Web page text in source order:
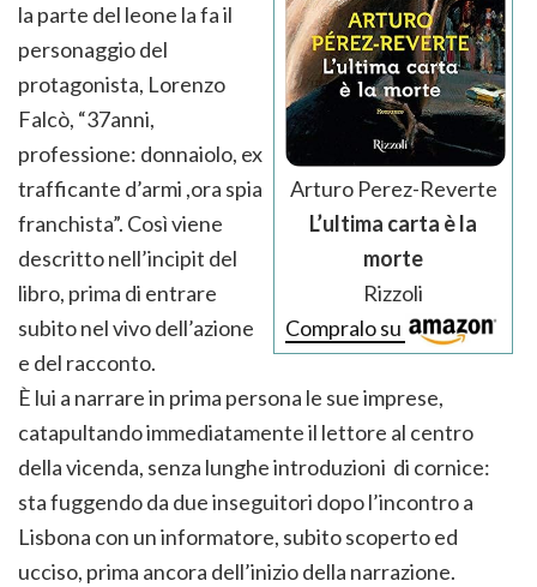
Arturo Perez-Reverte
L’ultima carta è la
morte
Rizzoli
Compralo su
la parte del leone la fa il
personaggio del
protagonista, Lorenzo
Falcò, “37anni,
professione: donnaiolo, ex
trafficante d’armi ,ora spia
franchista”. Così viene
descritto nell’incipit del
libro, prima di entrare
subito nel vivo dell’azione
e del racconto.
È lui a narrare in prima persona le sue imprese,
catapultando immediatamente il lettore al centro
della vicenda, senza lunghe introduzioni di cornice:
sta fuggendo da due inseguitori dopo l’incontro a
Lisbona con un informatore, subito scoperto ed
ucciso, prima ancora dell’inizio della narrazione.